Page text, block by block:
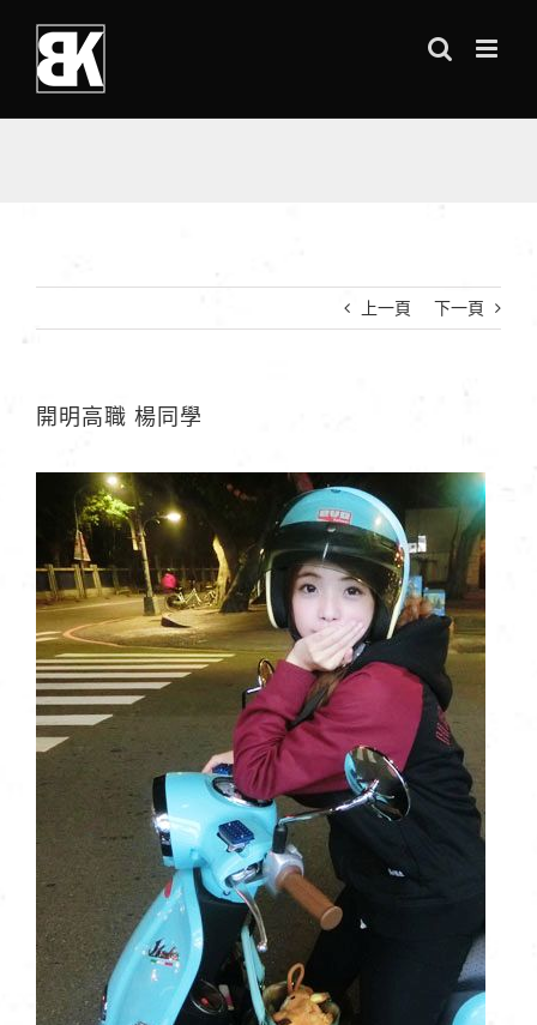
content
上一頁 下一頁
開明高職 楊同學